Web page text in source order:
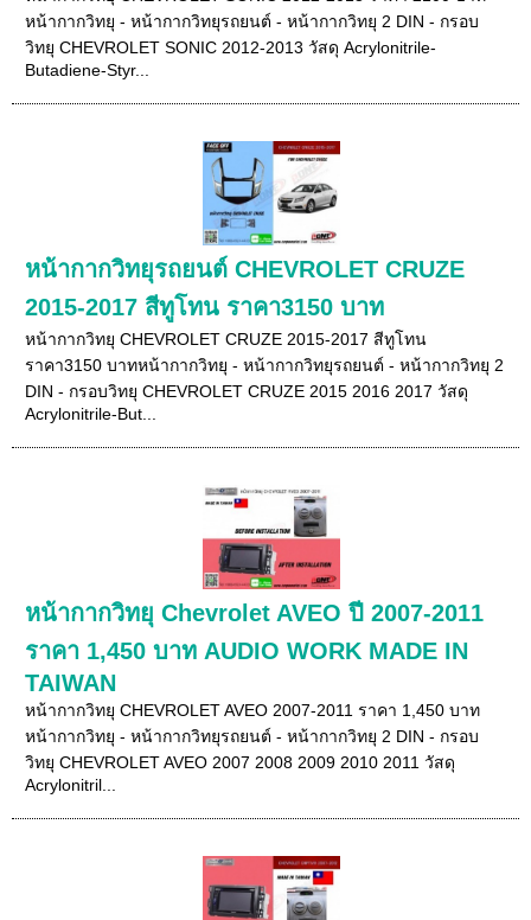
หน้ากากวิทยุ - หน้ากากวิทยุรถยนต์ - หน้ากากวิทยุ 2 DIN - กรอบ
วิทยุ CHEVROLET SONIC 2012-2013 วัสดุ Acrylonitrile-
Butadiene-Styr...
หน้ากากวิทยุรถยนต์ CHEVROLET CRUZE
2015-2017 สีทูโทน ราคา3150 บาท
หน้ากากวิทยุ CHEVROLET CRUZE 2015-2017 สีทูโทน
ราคา3150 บาทหน้ากากวิทยุ - หน้ากากวิทยุรถยนต์ - หน้ากากวิทยุ 2
DIN - กรอบวิทยุ CHEVROLET CRUZE 2015 2016 2017 วัสดุ
Acrylonitrile-But...
หน้ากากวิทยุ Chevrolet AVEO ปี 2007-2011
ราคา 1,450 บาท AUDIO WORK MADE IN
TAIWAN
หน้ากากวิทยุ CHEVROLET AVEO 2007-2011 ราคา 1,450 บาท
หน้ากากวิทยุ - หน้ากากวิทยุรถยนต์ - หน้ากากวิทยุ 2 DIN - กรอบ
วิทยุ CHEVROLET AVEO 2007 2008 2009 2010 2011 วัสดุ
Acrylonitril...